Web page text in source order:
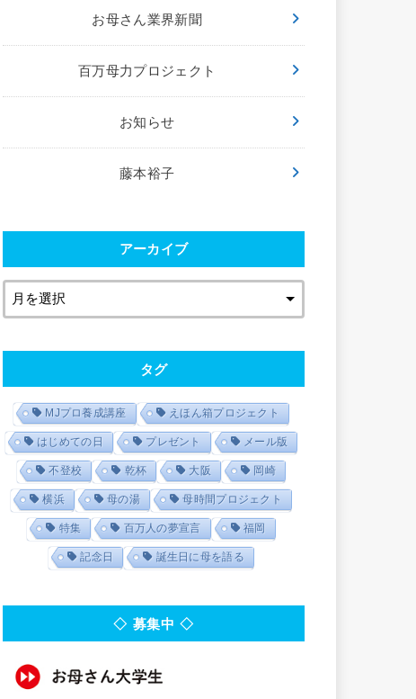
お母さん業界新聞
百万母力プロジェクト
お知らせ
藤本裕子
アーカイブ
タグ
MJプロ養成講座 えほん箱プロジェクト
はじめての日 プレゼント メール版
不登校 乾杯 大阪 岡崎
横浜 母の湯 母時間プロジェクト
特集 百万人の夢宣言 福岡
記念日 誕生日に母を語る
◇ 募集中 ◇